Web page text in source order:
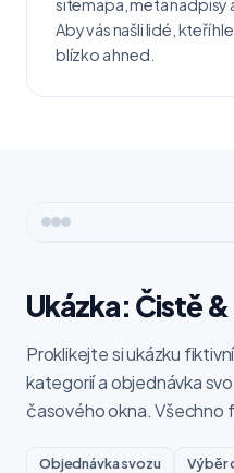
sitemapa, meta nadpisy
Aby vás našli lidé, kteří
blízko a hned.
Ukázka: Čistě
Proklikejte si ukázku
kategorií a objednávka
časového okna. Všechno
Objednávka svozu Výběr